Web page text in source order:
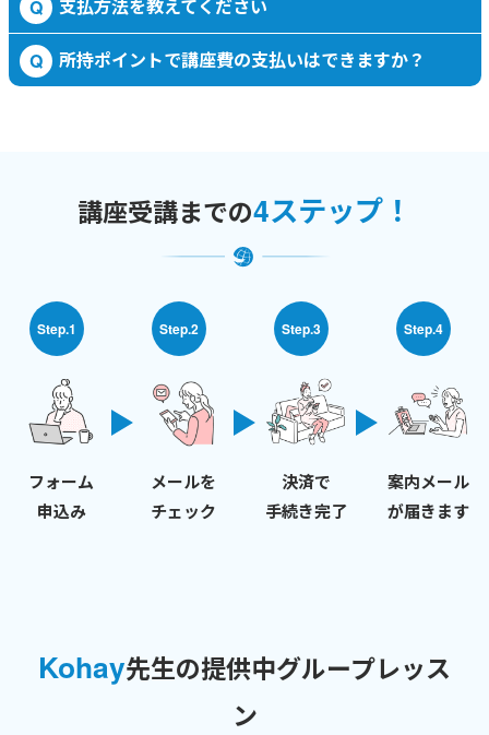
Q 支払方法を教えてください
Q 所持ポイントで講座費の支払いはできますか？
講座受講までの4ステップ！
Step.1
フォーム
申込み
Step.2
メールを
チェック
Step.3
決済で
手続き完了
Step.4
案内メール
が届きます
Kohay先生の提供中グループレッス
ン